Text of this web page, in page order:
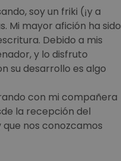
soy un friki (¡y a
Mi mayor afición ha sido
Debido a mis
y lo disfruto
su desarrollo es algo
con mi compañera
la recepción del
que nos conozcamos